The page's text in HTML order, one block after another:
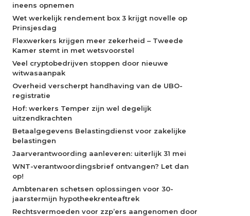
ineens opnemen
Wet werkelijk rendement box 3 krijgt novelle op
Prinsjesdag
Flexwerkers krijgen meer zekerheid – Tweede
Kamer stemt in met wetsvoorstel
Veel cryptobedrijven stoppen door nieuwe
witwasaanpak
Overheid verscherpt handhaving van de UBO-
registratie
Hof: werkers Temper zijn wel degelijk
uitzendkrachten
Betaalgegevens Belastingdienst voor zakelijke
belastingen
Jaarverantwoording aanleveren: uiterlijk 31 mei
WNT-verantwoordingsbrief ontvangen? Let dan
op!
Ambtenaren schetsen oplossingen voor 30-
jaarstermijn hypotheekrenteaftrek
Rechtsvermoeden voor zzp’ers aangenomen door